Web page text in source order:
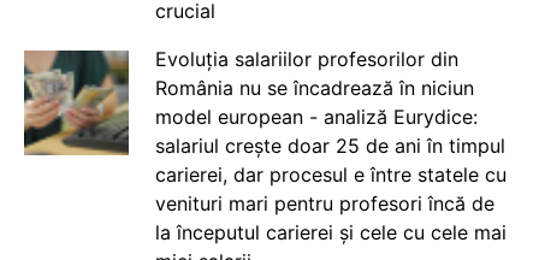
crucial
Evoluția salariilor profesorilor din
România nu se încadrează în niciun
model european - analiză Eurydice:
salariul crește doar 25 de ani în timpul
carierei, dar procesul e între statele cu
venituri mari pentru profesori încă de
la începutul carierei și cele cu cele mai